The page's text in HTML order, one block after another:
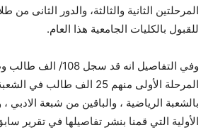
المرحلتين الثانية والثالثة، والدور الثانى من
للقبول بالكليات الجامعية هذا العام.
وفي التفاصيل انه قد سجل
بالشعبة الرياضية ، والباقين من شبعة الادبي
الأولية التي قمنا بنشر تفاصيلها في تقرير